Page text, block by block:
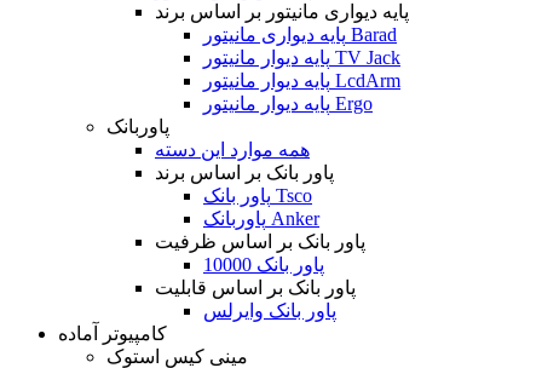
پایه دیواری مانیتور بر اساس برند
پایه دیواری مانیتور Barad
پایه دیوار مانیتور TV Jack
پایه دیوار مانیتور LcdArm
پایه دیوار مانیتور Ergo
پاوربانک
همه موارد این دسته
پاور بانک بر اساس برند
پاور بانک Tsco
پاوربانک Anker
پاور بانک بر اساس ظرفیت
پاور بانک 10000
پاور بانک بر اساس قابلیت
پاور بانک وایرلس
کامپیوتر آماده
مینی کیس استوک